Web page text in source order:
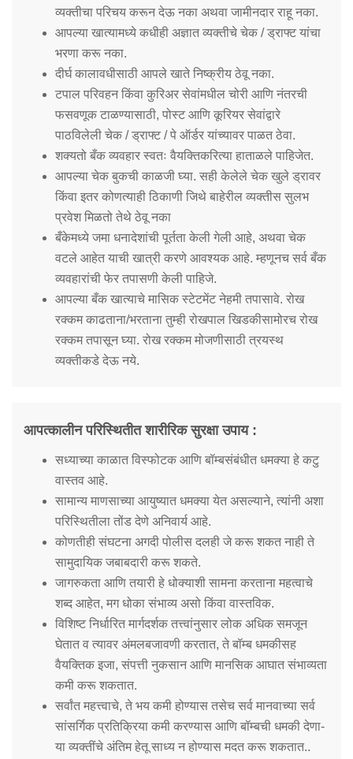
व्यक्तीचा परिचय करून देऊ नका अथवा जामीनदार राहू नका.
आपल्या खात्यामध्ये कधीही अज्ञात व्यक्तीचे चेक / ड्राफ्ट यांचा
भरणा करू नका.
दीर्घ कालावधीसाठी आपले खाते निष्क्रीय ठेवू नका.
टपाल परिवहन किंवा कुरिअर सेवांमधील चोरी आणि नंतरची
फसवणूक टाळण्यासाठी, पोस्ट आणि कूरियर सेवांद्वारे
पाठविलेली चेक / ड्राफ्ट / पे ऑर्डर यांच्यावर पाळत ठेवा.
शक्यतो बँक व्यवहार स्वतः वैयक्तिकरित्या हाताळले पाहिजेत.
आपल्या चेक बुकची काळजी घ्या. सही केलेले चेक खुले ड्रावर
किंवा इतर कोणत्याही ठिकाणी जिथे बाहेरील व्यक्तीस सुलभ
प्रवेश मिळतो तेथे ठेवू नका
बँकेमध्ये जमा धनादेशांची पूर्तता केली गेली आहे, अथवा चेक
वटले आहेत याची खात्री करणे आवश्यक आहे. म्हणूनच सर्व बँक
व्यवहारांची फेर तपासणी केली पाहिजे.
आपल्या बँक खात्याचे मासिक स्टेटमेंट नेहमी तपासावे. रोख
रक्कम काढताना/भरताना तुम्ही रोखपाल खिडकीसामोरच रोख
रक्कम तपासून घ्या. रोख रक्कम मोजणीसाठी त्रयस्थ
व्यक्तीकडे देऊ नये.
आपत्कालीन परिस्थितीत शारीरिक सुरक्षा उपाय :
सध्याच्या काळात विस्फोटक आणि बॉम्बसंबंधीत धमक्या हे कटु
वास्तव आहे.
सामान्य माणसाच्या आयुष्यात धमक्या येत असल्याने, त्यांनी अशा
परिस्थितीला तोंड देणे अनिवार्य आहे.
कोणतीही संघटना अगदी पोलीस दलही जे करू शकत नाही ते
सामुदायिक जबाबदारी करू शकते.
जागरुकता आणि तयारी हे धोक्याशी सामना करताना महत्वाचे
शब्द आहेत, मग धोका संभाव्य असो किंवा वास्तविक.
विशिष्ट निर्धारित मार्गदर्शक तत्त्वांनुसार लोक अधिक समजून
घेतात व त्यावर अंमलबजावणी करतात, ते बॉम्ब धमकीसह
वैयक्तिक इजा, संपत्ती नुकसान आणि मानसिक आघात संभाव्यता
कमी करू शकतात.
सर्वांत महत्त्वाचे, ते भय कमी होण्यास तसेच सर्व मानवाच्या सर्व
सांसर्गिक प्रतिक्रिया कमी करण्यास आणि बॉम्बची धमकी देणा-
या व्यक्तींचे अंतिम हेतू साध्य न होण्यास मदत करू शकतात..